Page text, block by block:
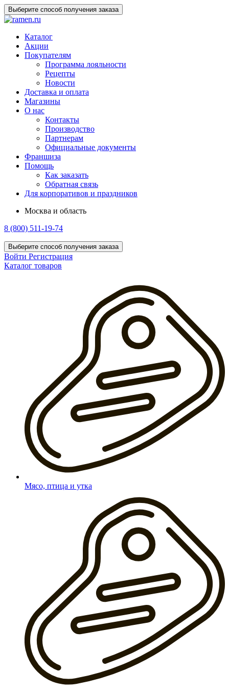
Выберите способ получения заказа
Каталог
Акции
Покупателям
Программа лояльности
Рецепты
Новости
Доставка и оплата
Магазины
О нас
Контакты
Производство
Партнерам
Официальные документы
Франшиза
Помощь
Как заказать
Обратная связь
Для корпоративов и праздников
Москва и область
8 (800) 511-19-74
Выберите способ получения заказа
Войти Регистрация
Каталог товаров
Мясо, птица и утка